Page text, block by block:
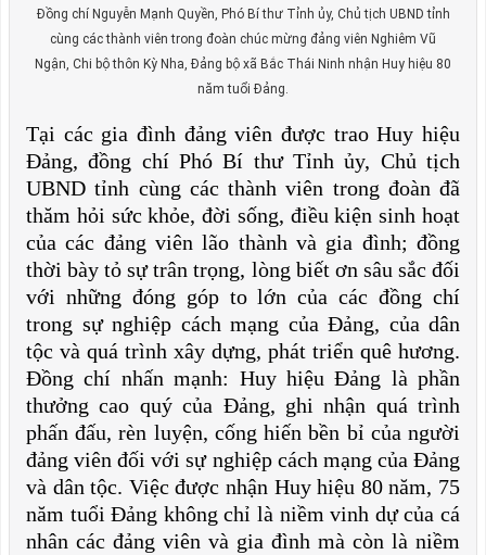
Đồng chí Nguyễn Mạnh Quyền, Phó Bí thư Tỉnh ủy, Chủ tịch UBND tỉnh
cùng các thành viên trong đoàn chúc mừng đảng viên Nghiêm Vũ
Ngận, Chi bộ thôn Kỳ Nha, Đảng bộ xã Bắc Thái Ninh nhận Huy hiệu 80
năm tuổi Đảng.
Tại các gia đình đảng viên được trao Huy hiệu
Đảng, đồng chí Phó Bí thư Tỉnh ủy, Chủ tịch
UBND tỉnh cùng các thành viên trong đoàn đã
thăm hỏi sức khỏe, đời sống, điều kiện sinh hoạt
của các đảng viên lão thành và gia đình; đồng
thời bày tỏ sự trân trọng, lòng biết ơn sâu sắc đối
với những đóng góp to lớn của các đồng chí
trong sự nghiệp cách mạng của Đảng, của dân
tộc và quá trình xây dựng, phát triển quê hương.
Đồng chí nhấn mạnh: Huy hiệu Đảng là phần
thưởng cao quý của Đảng, ghi nhận quá trình
phấn đấu, rèn luyện, cống hiến bền bỉ của người
đảng viên đối với sự nghiệp cách mạng của Đảng
và dân tộc. Việc được nhận Huy hiệu 80 năm, 75
năm tuổi Đảng không chỉ là niềm vinh dự của cá
nhân các đảng viên và gia đình mà còn là niềm